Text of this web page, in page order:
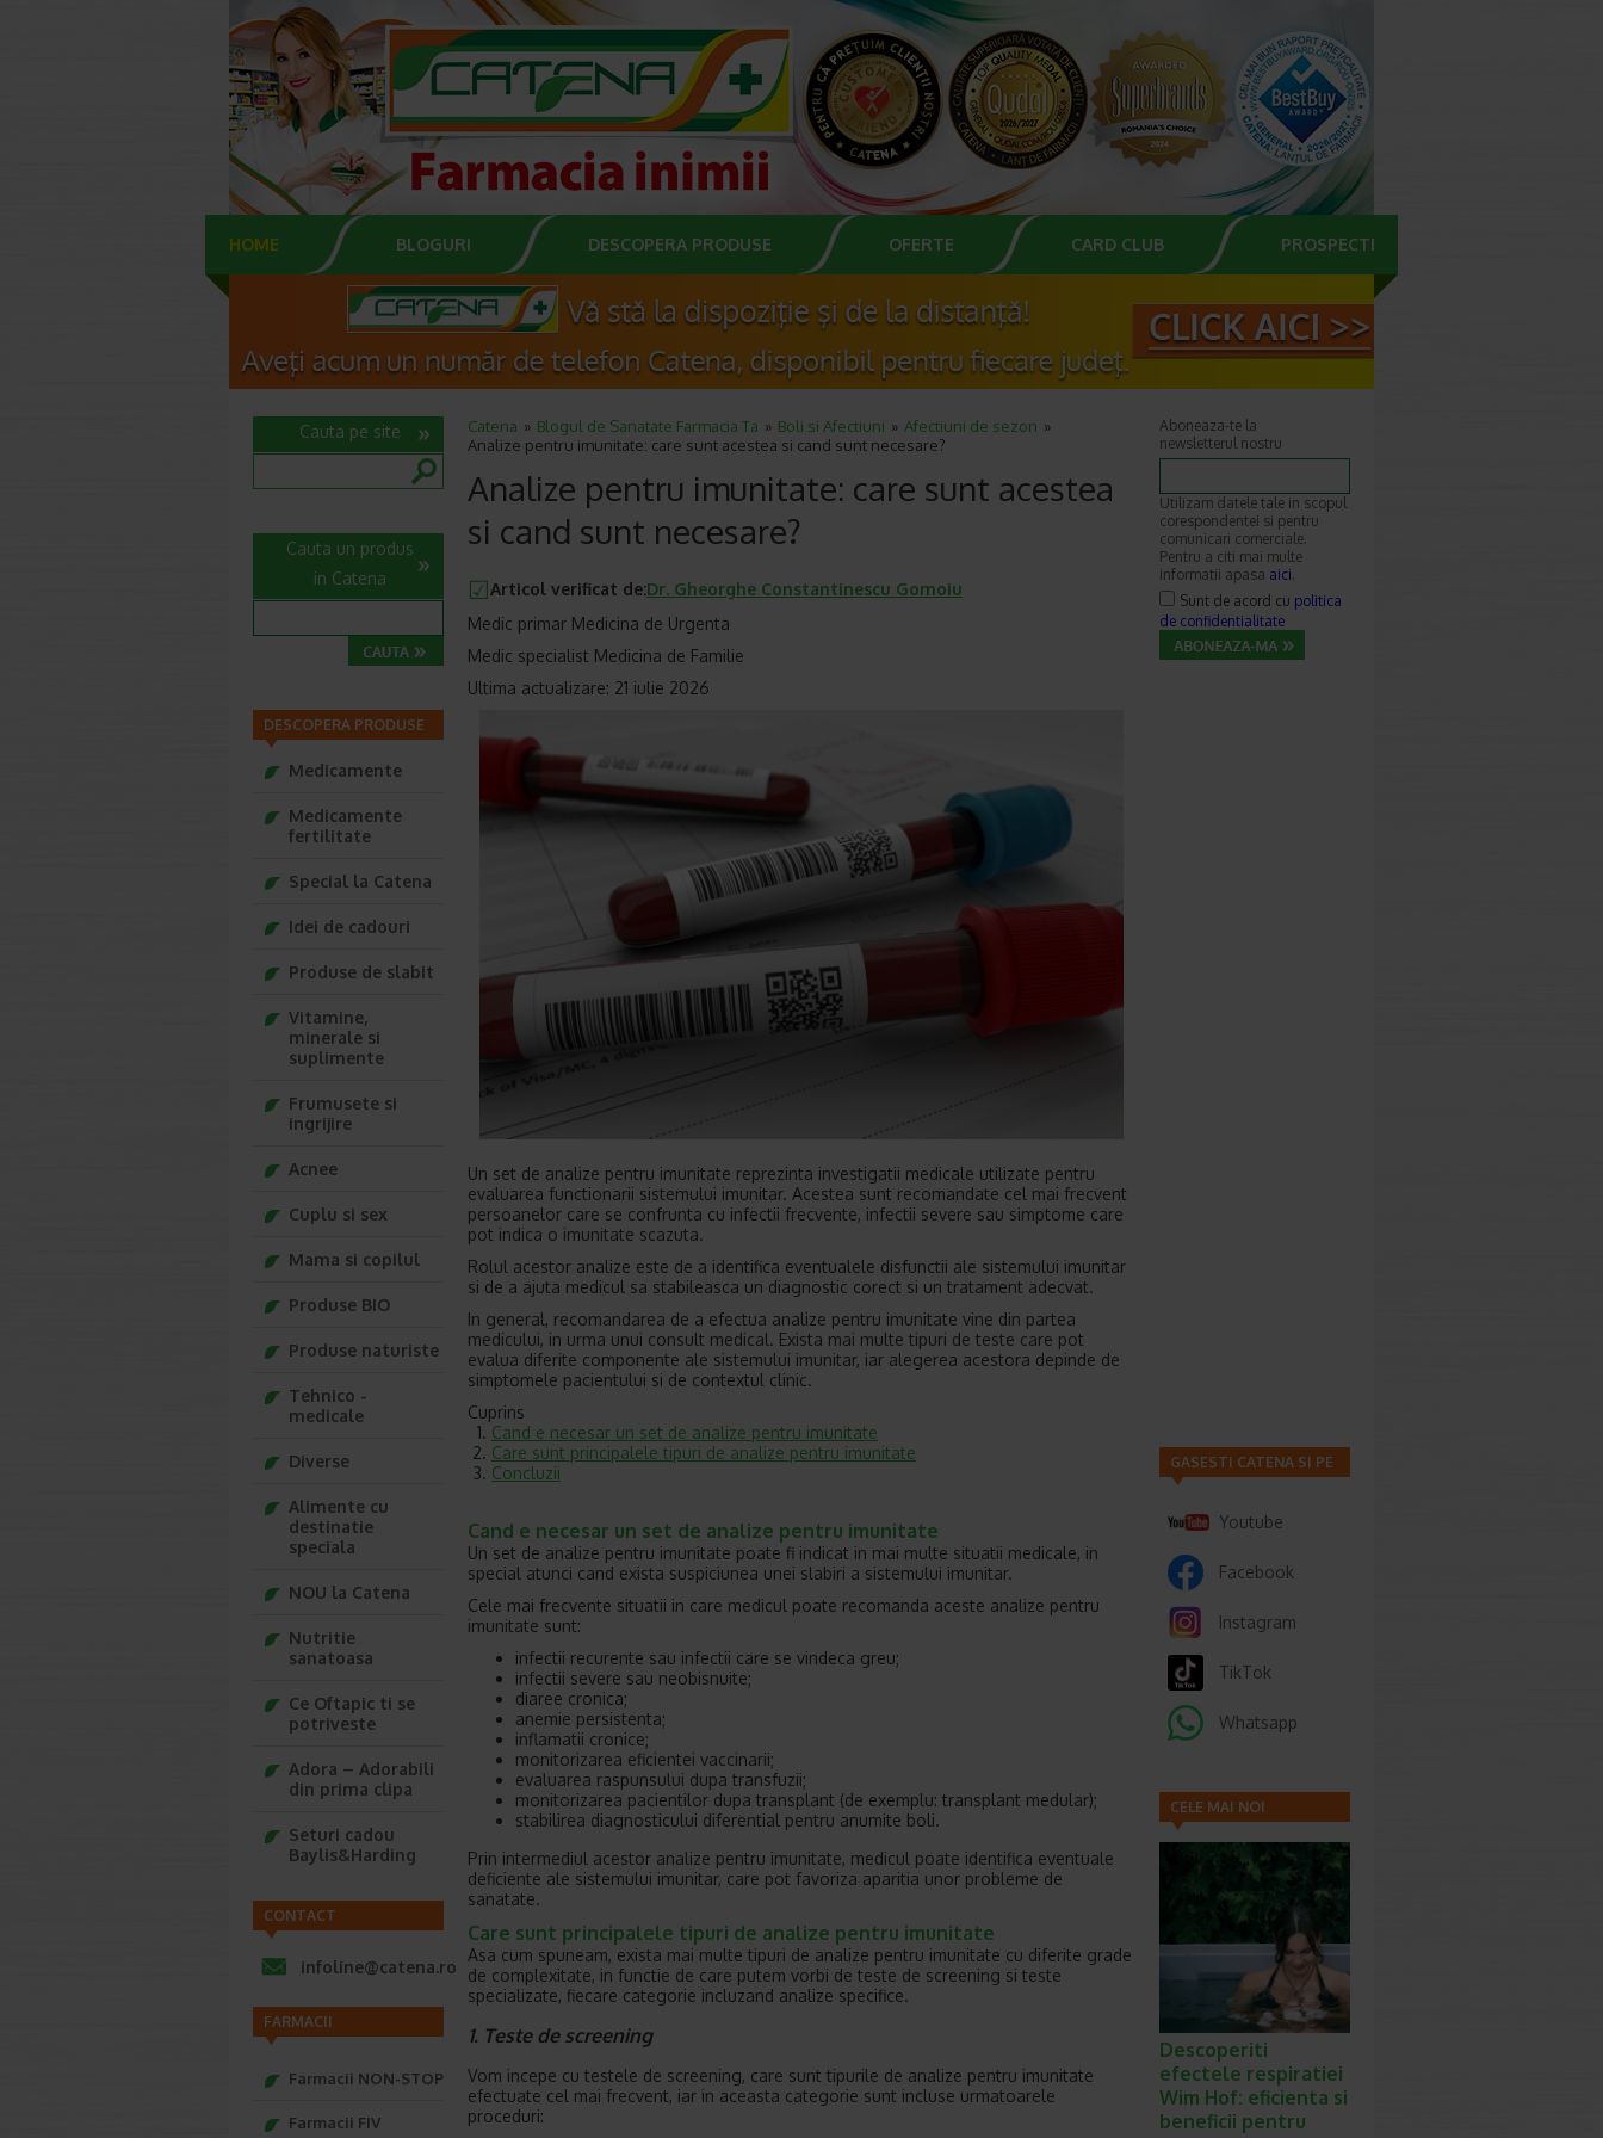
HOME BLOGURI DESCOPERA PRODUSE OFERTE CARD CLUB PROSPECTE
Catena Blogul de Sanatate Farmacia Ta Boli si Afectiuni
Afectiuni de sezon
Analize pentru imunitate: care sunt acestea si cand sunt necesare?
Analize pentru imunitate: care sunt acestea
si cand sunt necesare?
Articol verificat de:Dr. Gheorghe Constantinescu Gomoiu
Medic primar Medicina de Urgenta
Medic specialist Medicina de Familie
Ultima actualizare: 21 iulie 2026
Un set de analize pentru imunitate reprezinta investigatii medicale utilizate pentru
evaluarea functionarii sistemului imunitar. Acestea sunt recomandate cel mai frecvent
persoanelor care se confrunta cu infectii frecvente, infectii severe sau simptome care
pot indica o imunitate scazuta.
Rolul acestor analize este de a identifica eventualele disfunctii ale sistemului imunitar
si de a ajuta medicul sa stabileasca un diagnostic corect si un tratament adecvat.
In general, recomandarea de a efectua analize pentru imunitate vine din partea
medicului, in urma unui consult medical. Exista mai multe tipuri de teste care pot
evalua diferite componente ale sistemului imunitar, iar alegerea acestora depinde de
simptomele pacientului si de contextul clinic.
Cuprins
Cand e necesar un set de analize pentru imunitate
Care sunt principalele tipuri de analize pentru imunitate
Concluzii
Cand e necesar un set de analize pentru imunitate
Un set de analize pentru imunitate poate fi indicat in mai multe situatii medicale, in
special atunci cand exista suspiciunea unei slabiri a sistemului imunitar.
Cele mai frecvente situatii in care medicul poate recomanda aceste analize pentru
imunitate sunt:
infectii recurente sau infectii care se vindeca greu;
infectii severe sau neobisnuite;
diaree cronica;
anemie persistenta;
inflamatii cronice;
monitorizarea eficientei vaccinarii;
evaluarea raspunsului dupa transfuzii;
monitorizarea pacientilor dupa transplant (de exemplu: transplant medular);
stabilirea diagnosticului diferential pentru anumite boli.
Prin intermediul acestor analize pentru imunitate, medicul poate identifica eventuale
deficiente ale sistemului imunitar, care pot favoriza aparitia unor probleme de
sanatate.
Care sunt principalele tipuri de analize pentru imunitate
Asa cum spuneam, exista mai multe tipuri de analize pentru imunitate cu diferite grade
de complexitate, in functie de care putem vorbi de teste de screening si teste
specializate, fiecare categorie incluzand analize specifice.
1. Teste de screening
Vom incepe cu testele de screening, care sunt tipurile de analize pentru imunitate
efectuate cel mai frecvent, iar in aceasta categorie sunt incluse urmatoarele
proceduri:
Cauta pe site
Cauta un produs
in Catena
DESCOPERA PRODUSE
Medicamente
Medicamente
fertilitate
Special la Catena
Idei de cadouri
Produse de slabit
Vitamine,
minerale si
suplimente
Frumusete si
ingrijire
Acnee
Cuplu si sex
Mama si copilul
Produse BIO
Produse naturiste
Tehnico -
medicale
Diverse
Alimente cu
destinatie
speciala
NOU la Catena
Nutritie
sanatoasa
Ce Oftapic ti se
potriveste
Adora – Adorabili
din prima clipa
Seturi cadou
Baylis&Harding
CONTACT
infoline@catena.ro
FARMACII
Farmacii NON-STOP
Farmacii FIV
Aboneaza-te la
newsletterul nostru
Utilizam datele tale in scopul
corespondentei si pentru
comunicari comerciale.
Pentru a citi mai multe
informatii apasa aici.
Sunt de acord cu politica
de confidentialitate
GASESTI CATENA SI PE
Youtube
Facebook
Instagram
TikTok
Whatsapp
CELE MAI NOI
Descoperiti
efectele respiratiei
Wim Hof: eficienta si
beneficii pentru